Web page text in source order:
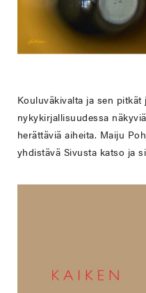
Kouluväkivalta ja sen
nykykirjallisuudessa
herättäviä aiheita. Maiju
yhdistävä Sivusta katso ja